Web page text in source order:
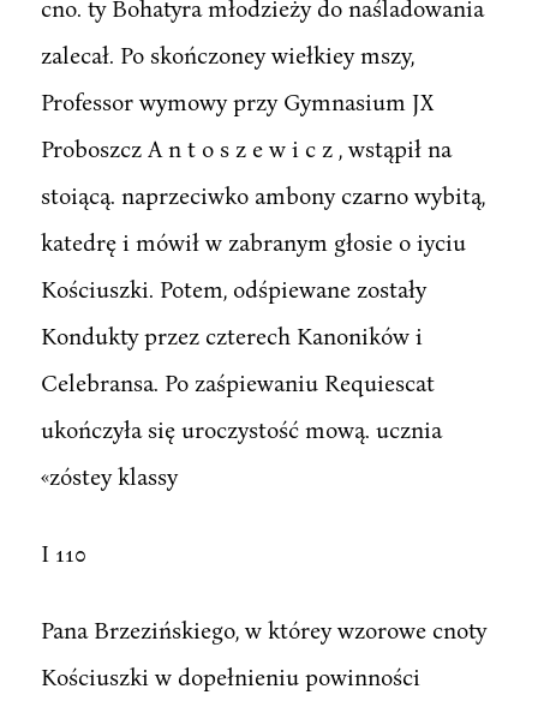
cno. ty Bohatyra młodzieży do naśladowania
zalecał. Po skończoney wiełkiey mszy,
Professor wymowy przy Gymnasium JX
Proboszcz A n t o s z e w i c z , wstąpił na
stoiącą. naprzeciwko ambony czarno wybitą,
katedrę i mówił w zabranym głosie o iyciu
Kościuszki. Potem, odśpiewane zostały
Kondukty przez czterech Kanoników i
Celebransa. Po zaśpiewaniu Requiescat
ukończyła się uroczystość mową. ucznia
«zóstey klassy
I 110
Pana Brzezińskiego, w którey wzorowe cnoty
Kościuszki w dopełnieniu powinności